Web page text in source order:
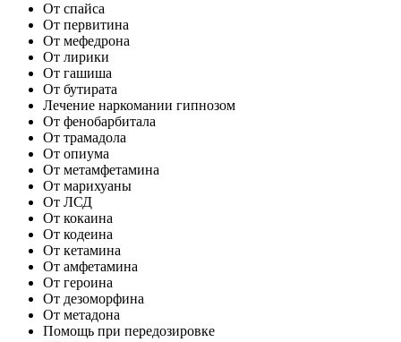
От спайса
От первитина
От мефедрона
От лирики
От гашиша
От бутирата
Лечение наркомании гипнозом
От фенобарбитала
От трамадола
От опиума
От метамфетамина
От марихуаны
От ЛСД
От кокаина
От кодеина
От кетамина
От амфетамина
От героина
От дезоморфина
От метадона
Помощь при передозировке